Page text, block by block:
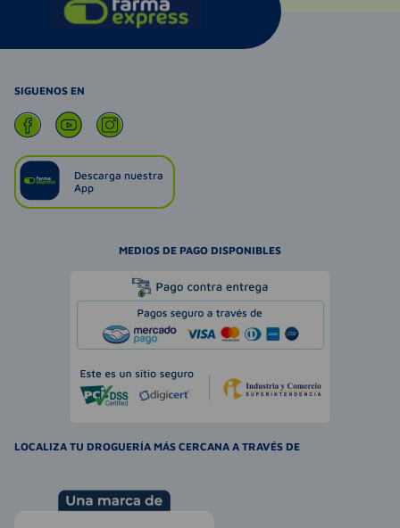
SIGUENOS EN
Descarga nuestra
App
MEDIOS DE PAGO DISPONIBLES
LOCALIZA TU DROGUERÍA MÁS CERCANA A TRAVÉS DE